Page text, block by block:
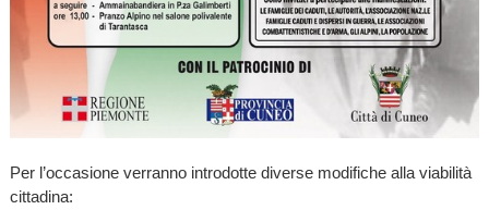
Per l’occasione verranno introdotte diverse modifiche alla viabilità
cittadina: